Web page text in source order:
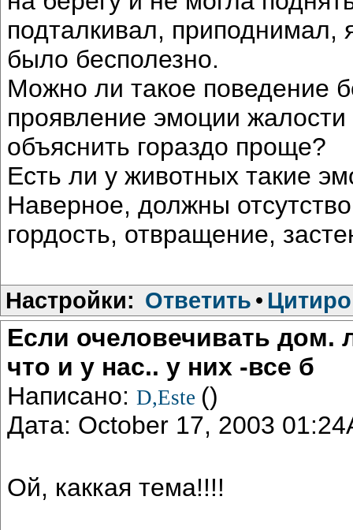
подталкивал, приподнимал,
было бесполезно.
Можно ли такое поведение
проявление эмоции
объяснить гораздо проще?
Есть ли у животных такие
Наверное, должны
гордость, отвращение,
Настройки: Ответить •
Если очеловечивать
что и у нас.. у них -все б
Написано: D,Este ()
Дата: October 17, 2003
Ой, каккая тема!!!!